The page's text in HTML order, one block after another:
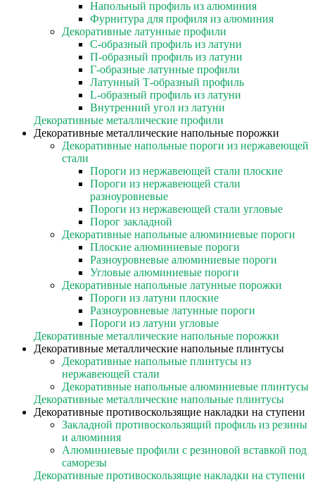
Напольный профиль из алюминия
Фурнитура для профиля из алюминия
Декоративные латунные профили
C-образный профиль из латуни
П-образный профиль из латуни
Г-образные латунные профили
Латунный Т-образный профиль
L-образный профиль из латуни
Внутренний угол из латуни
Декоративные металлические профили
Декоративные металлические напольные порожки
Декоративные напольные пороги из нержавеющей
стали
Пороги из нержавеющей стали плоские
Пороги из нержавеющей стали
разноуровневые
Пороги из нержавеющей стали угловые
Порог закладной
Декоративные напольные алюминиевые пороги
Плоские алюминиевые пороги
Разноуровневые алюминиевые пороги
Угловые алюминиевые пороги
Декоративные напольные латунные порожки
Пороги из латуни плоские
Разноуровневые латунные пороги
Пороги из латуни угловые
Декоративные металлические напольные порожки
Декоративные металлические напольные плинтусы
Декоративные напольные плинтусы из
нержавеющей стали
Декоративные напольные алюминиевые плинтусы
Декоративные металлические напольные плинтусы
Декоративные противоскользящие накладки на ступени
Закладной противоскользящий профиль из резины
и алюминия
Алюминиевые профили с резиновой вставкой под
саморезы
Декоративные противоскользящие накладки на ступени